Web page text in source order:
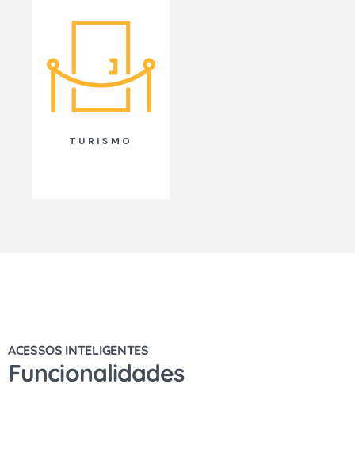
TURISMO
ACESSOS INTELIGENTES
Funcionalidades